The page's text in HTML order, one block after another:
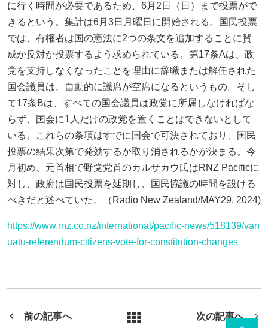
に行く時間が必要であるため、6月2日（日）まで投票がで
きるという。集計は6月3日月曜日に開始される。国民投票
では、有権者は国の憲法に2つの条文を追加することに賛
成か反対か投票するよう求められている。第17条Aは、政
党を支持しなくなったことを理由に辞職または解任された
国会議員は、自動的に議席が空席になるというもの。そし
て17条Bは、すべての国会議員は政党に所属しなければな
らず、国会に1人だけの政党を置くことはできないとして
いる。これらの条項はすでに国会で可決されており、国民
投票の結果次第で発効するか取り消されるかが決まる。今
月初め、元首相で野党党首のカルサカウ氏はRNZ Pacificに
対し、政府は国民投票を延期し、国民協議の時間を設ける
べきだと述べていた。（Radio New Zealand/MAY29. 2024)
https://www.rnz.co.nz/international/pacific-news/518139/van
uatu-referendum-citizens-vote-for-constitution-changes
前の記事へ 次の記事へ